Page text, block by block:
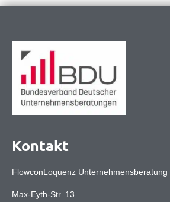
Kontakt
FlowconLoquenz Unternehmensberatung
Max-Eyth-Str. 13